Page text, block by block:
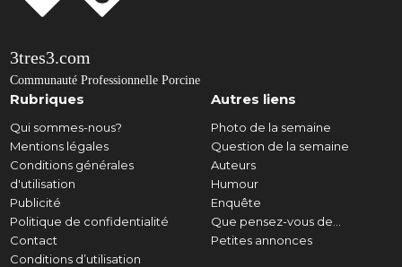
3tres3.com
Communauté Professionnelle Porcine
Rubriques
Qui sommes-nous?
Mentions légales
Conditions générales
d'utilisation
Publicité
Politique de confidentialité
Contact
Conditions d’utilisation
Autres liens
Photo de la semaine
Question de la semaine
Auteurs
Humour
Enquête
Que pensez-vous de...
Petites annonces